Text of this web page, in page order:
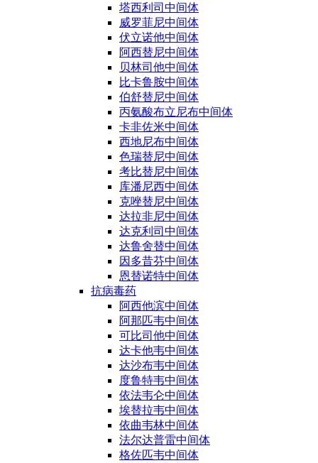
塔西利司中间体
威罗菲尼中间体
伏立诺他中间体
阿西替尼中间体
贝林司他中间体
比卡鲁胺中间体
伯舒替尼中间体
丙氨酸布立尼布中间体
卡非佐米中间体
西地尼布中间体
色瑞替尼中间体
考比替尼中间体
库潘尼西中间体
克唑替尼中间体
达拉非尼中间体
达克利司中间体
达鲁舍替中间体
因多昔芬中间体
恩替诺特中间体
抗病毒药
阿西他滨中间体
阿那匹韦中间体
可比司他中间体
达卡他韦中间体
达沙布韦中间体
度鲁特韦中间体
依法韦仑中间体
埃替拉韦中间体
依曲韦林中间体
法尔达普雷中间体
格佐匹韦中间体